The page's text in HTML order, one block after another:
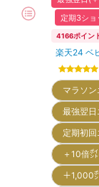
定期3シ
4166ポイン
楽天24 ベ
マラソ
最強翌
定期初
＋10倍
＋1,000